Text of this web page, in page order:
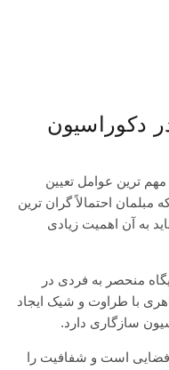
دکوراسیون
ترین عوامل تعیین
مبلمان احتمالاً گران ترین
به آن اهمیت زیادی
منحصر به فردی در
با طراوت و شیک ایجاد
سازگاری دارد.
فضایی است و شفافیت را